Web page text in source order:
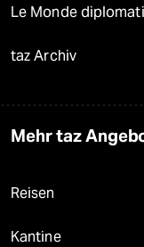
Le Monde
taz Archiv
Mehr taz
Reisen
Kantine